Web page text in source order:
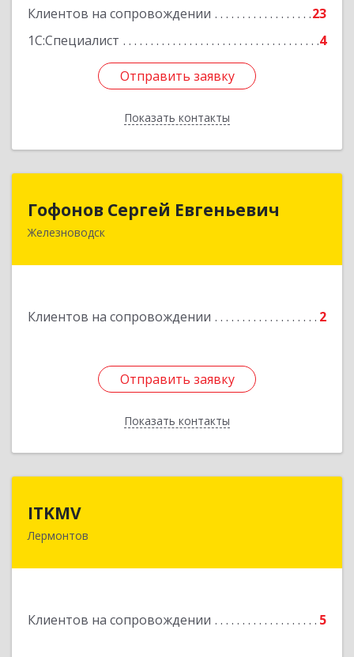
Клиентов на сопровождении
23
1С:Специалист
4
Отправить заявку
Показать контакты
Отправить заявку
Назад
Гофонов Сергей Евгеньевич
Железноводск
Клиентов на сопровождении 2
Отправить заявку
Показать контакты
Гофонов Сергей Евгеньевич
Отправить заявку
Назад
ITKMV
Лермонтов
Клиентов на сопровождении 5